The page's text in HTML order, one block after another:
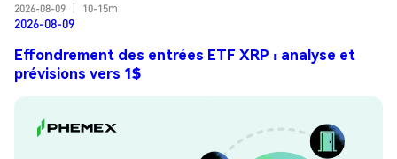
2026-08-09
10-15m
2026-08-09
Effondrement des entrées ETF XRP : analyse et
prévisions vers 1$